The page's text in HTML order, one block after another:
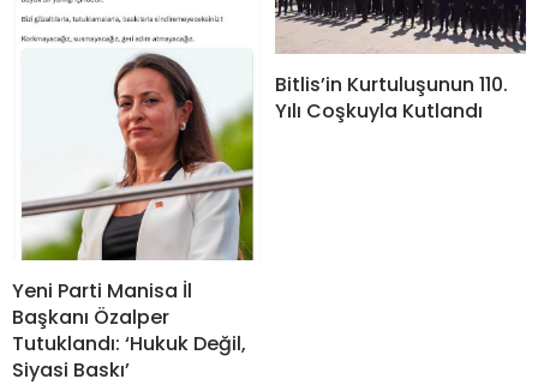
Yeni Parti Manisa İl
Başkanı Özalper
Tutuklandı: ‘Hukuk Değil,
Siyasi Baskı’
Bitlis’in Kurtuluşunun 110.
Yılı Coşkuyla Kutlandı